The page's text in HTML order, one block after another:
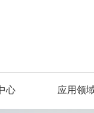
心 应用领